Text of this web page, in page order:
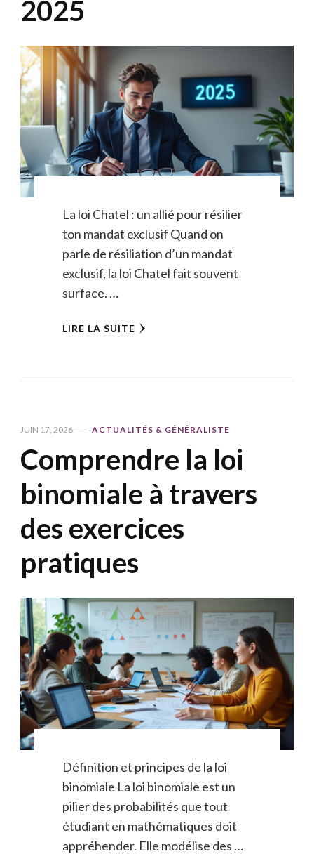
2025
La loi Chatel : un allié pour résilier
ton mandat exclusif Quand on
parle de résiliation d’un mandat
exclusif, la loi Chatel fait souvent
surface. …
LIRE LA SUITE
JUIN 17, 2026 ACTUALITÉS & GÉNÉRALISTE
Comprendre la loi
binomiale à travers
des exercices
pratiques
Définition et principes de la loi
binomiale La loi binomiale est un
pilier des probabilités que tout
étudiant en mathématiques doit
appréhender. Elle modélise des …